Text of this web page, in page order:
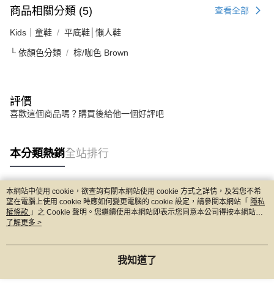
商品相關分類 (5) 查看全部
Kids｜童鞋 平底鞋│懶人鞋
└ 依顏色分類 棕/咖色 Brown
評價
喜歡這個商品嗎？購買後給他一個好評吧
本分類熱銷全站排行
熱門標籤
本網站中使用 cookie，欲查詢有關本網站使用 cookie 方式之詳情，及若您不希
望在電腦上使用 cookie 時應如何變更電腦的 cookie 設定，請參閱本網站「 隱私
權條款 」之 Cookie 聲明。您繼續使用本網站即表示您同意本公司得按本網站使
用條款之 Cookie 聲明使用 cookie。
了解更多 >
我知道了